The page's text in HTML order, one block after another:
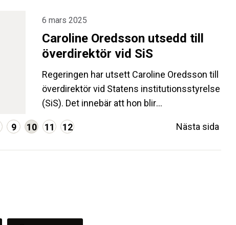
6 mars 2025
Caroline Oredsson utsedd till
överdirektör vid SiS
Regeringen har utsett Caroline Oredsson till
överdirektör vid Statens institutionsstyrelse
(SiS). Det innebär att hon blir
generaldirektörens ställföreträdare. Caroline
Oredsson tillträder den 2 juni 2025.
9 10 11 12 Nästa sida